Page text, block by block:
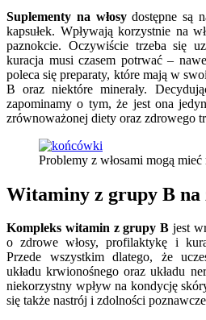
Suplementy na włosydostępne są
kapsułek. Wpływają korzystnie na
paznokcie. Oczywiście trzeba się
kuracja musi czasem potrwać –
poleca się preparaty, które mają w
B oraz niektóre minerały.
zapominamy o tym, że jest ona
zrównoważonej diety oraz zdrowego
Problemy z włosami mogą
Witaminy z grupy B na
Kompleks witamin z grupy B jest
o zdrowe włosy, profilaktykę i
Przede wszystkim dlatego, że
układu krwionośnego oraz układu
niekorzystny wpływ na kondycję
się także nastrój i zdolności